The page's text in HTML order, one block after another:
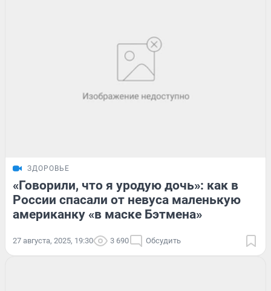
ЗДОРОВЬЕ
«Говорили, что я уродую дочь»: как в
России спасали от невуса маленькую
американку «в маске Бэтмена»
27 августа, 2025, 19:30 3 690 Обсудить